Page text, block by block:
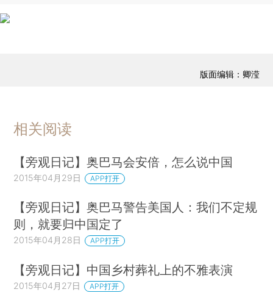
版面编辑：卿滢
相关阅读
【旁观日记】奥巴马会安倍，怎么说中国
2015年04月29日 APP打开
【旁观日记】奥巴马警告美国人：我们不定规
则，就要归中国定了
2015年04月28日 APP打开
【旁观日记】中国乡村葬礼上的不雅表演
2015年04月27日 APP打开